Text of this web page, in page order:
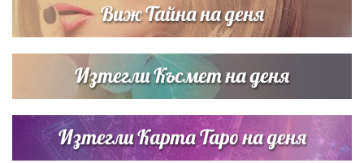
Виж Тайна на деня
Изтегли Късмет на деня
Изтегли Карта Таро на деня